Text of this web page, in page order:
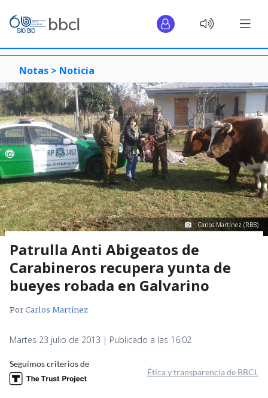
Notas > Noticia
Carlos Martínez (RBB)
Patrulla Anti Abigeatos de
Carabineros recupera yunta de
bueyes robada en Galvarino
PorCarlos Martínez
Martes 23 julio de 2013 | Publicado a las 16:02
Seguimos criterios de
Ética y transparencia de BBCL